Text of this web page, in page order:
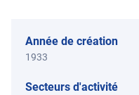
Année de création
1933
Secteurs d'activité